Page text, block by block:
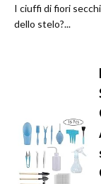
I ciuffi di fiori
dello stelo?...